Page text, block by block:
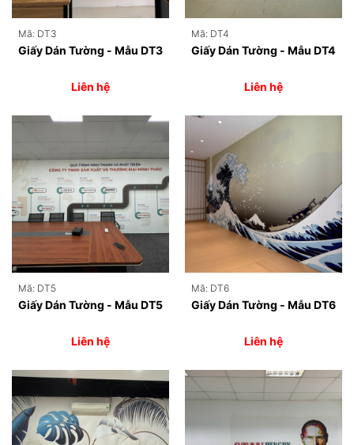
Mã: DT3
Giấy Dán Tường - Mẫu DT3
Liên hệ
Mã: DT4
Giấy Dán Tường - Mẫu DT4
Liên hệ
Mã: DT5
Giấy Dán Tường - Mẫu DT5
Liên hệ
Mã: DT6
Giấy Dán Tường - Mẫu DT6
Liên hệ